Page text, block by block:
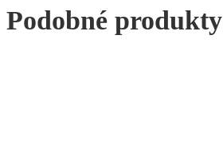
Podobné produkty